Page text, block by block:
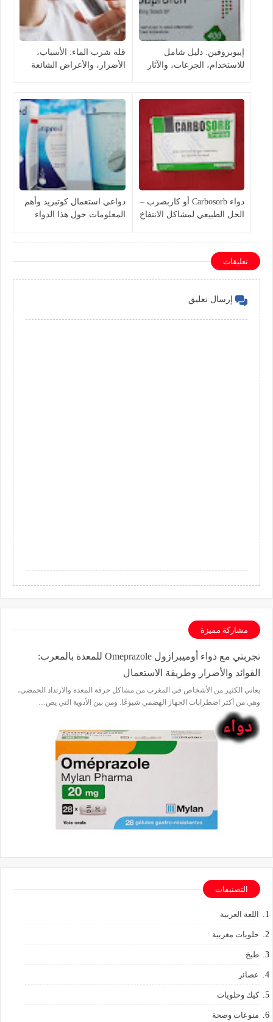
إيبوبروفين: دليل شامل
للاستخدام، الجرعات، والآثار
قلة شرب الماء: الأسباب،
الأضرار، والأعراض الشائعة
دواء Carbosorb أو كاربصرب –
الحل الطبيعي لمشاكل الانتفاخ
دواعي استعمال كوتبريد وأهم
المعلومات حول هذا الدواء
تعليقات
إرسال تعليق
مشاركة مميزة
تجربتي مع دواء أوميبرازول Omeprazole للمعدة بالمغرب:
الفوائد والأضرار وطريقة الاستعمال
يعاني الكثير من الأشخاص في المغرب من مشاكل حرقة المعدة والارتداد الحمضي،
وهي من أكثر اضطرابات الجهاز الهضمي شيوعًا. ومن بين الأدوية التي يص…
التصنيفات
اللغة العربية
حلويات مغربية
طبخ
عصائر
كيك وحلويات
منوعات وصحة